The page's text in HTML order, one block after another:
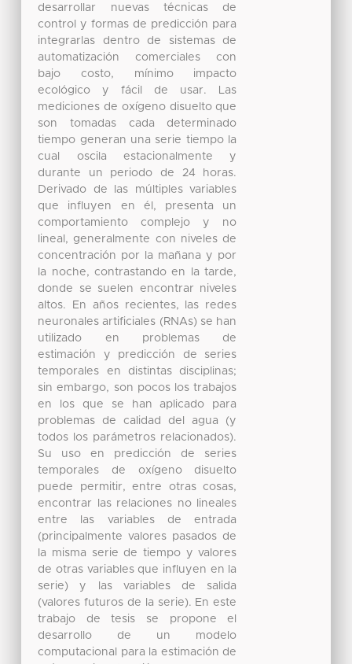
desarrollar nuevas técnicas de
control y formas de predicción para
integrarlas dentro de sistemas de
automatización comerciales con
bajo costo, mínimo impacto
ecológico y fácil de usar. Las
mediciones de oxígeno disuelto que
son tomadas cada determinado
tiempo generan una serie tiempo la
cual oscila estacionalmente y
durante un periodo de 24 horas.
Derivado de las múltiples variables
que influyen en él, presenta un
comportamiento complejo y no
lineal, generalmente con niveles de
concentración por la mañana y por
la noche, contrastando en la tarde,
donde se suelen encontrar niveles
altos. En años recientes, las redes
neuronales artificiales (RNAs) se han
utilizado en problemas de
estimación y predicción de series
temporales en distintas disciplinas;
sin embargo, son pocos los trabajos
en los que se han aplicado para
problemas de calidad del agua (y
todos los parámetros relacionados).
Su uso en predicción de series
temporales de oxígeno disuelto
puede permitir, entre otras cosas,
encontrar las relaciones no lineales
entre las variables de entrada
(principalmente valores pasados de
la misma serie de tiempo y valores
de otras variables que influyen en la
serie) y las variables de salida
(valores futuros de la serie). En este
trabajo de tesis se propone el
desarrollo de un modelo
computacional para la estimación de